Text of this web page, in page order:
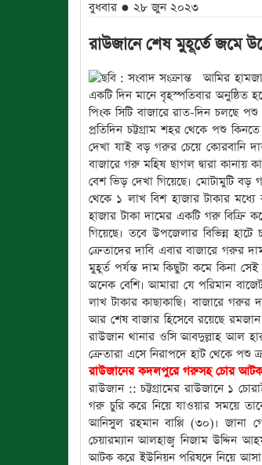
বুধবার ● ২৮ জুন ২০২৩
রাউজানে শেষ মুহূর্তে জমে
আমির
একটি দিন মানে বৃহস্পতিবার অনুষ্ঠিত
পিংক সিটি বাজারে রাত-দিন চলছে
প্রতিদিন চট্টগ্রাম শহর থেকে পশু
দেখা যাই বড় গরুর চেয়ে কোরবানি
বাজারে গরু মহিষ ছাগল দ্বারা কানায়
বেশ ভিড় দেখা গিয়েছে। মোটামুটি
থেকে ১ লাখ বিশ হাজার টাকার
হাজার টাকা দামের একটি গরু বিক্রি
গিয়েছে। তবে উপজেলার বিভিন্ন
ক্রেতাদের দাবি এবার বাজারে গরুর
মুহূর্ত পর্যন্ত দাম কিছুটা কমে কিনা
অনেক বেশি। আমারা যে পরিমান
লাখ টাকার কাছাকাছি। বাজারে গরুর
আর শেষ বাজার হিসেবে রয়েছে
রাউজান থানার ওসি আবদুল্লাহ আল
ক্রেতারা এসে নিরাপদে হাট থেকে পশু
রাউজানের কদলপুরে গরুসহ চোর আটক
রাউজান :: চট্টগ্রামের রাউজানে ১
গরু চুরি করে নিয়ে যাওয়ার সময়ে
আনিসুল রহমান বাপ্পি (৩০)। জানা
চেয়ারম্যান আলহাজ্ব নিজাম উদ্দিন
আটক করে ইউনিয়ন পরিষদে নিয়ে